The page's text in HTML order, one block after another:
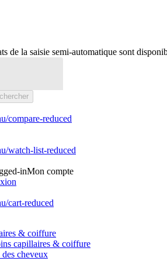
de la saisie semi-automatique sont
Mon compte
& coiffure
capillaires & coiffure
des cheveux